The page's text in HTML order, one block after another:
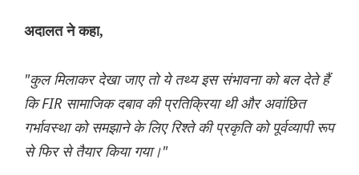
अदालत ने कहा,
"कुल मिलाकर देखा जाए तो ये तथ्य इस संभावना को बल देते हैं
कि FIR सामाजिक दबाव की प्रतिक्रिया थी और अवांछित
गर्भावस्था को समझाने के लिए रिश्ते की प्रकृति को पूर्वव्यापी रूप
से फिर से तैयार किया गया।"